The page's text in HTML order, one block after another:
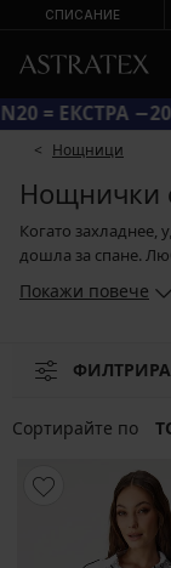
СПИСАНИЕ
КОД SUN20 =
Hощници
Нощнички
Когато
дошла за спане.
асортимента ни ще
само да си
Покажи повече
Сортирайте по